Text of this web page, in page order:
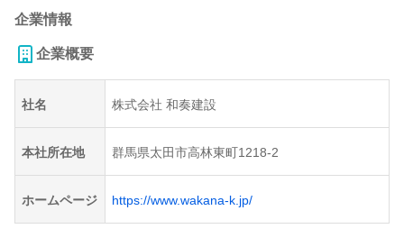
企業情報
企業概要
社名 株式会社 和奏建設
本社所在地 群馬県太田市高林東町1218-2
ホームページ https://www.wakana-k.jp/